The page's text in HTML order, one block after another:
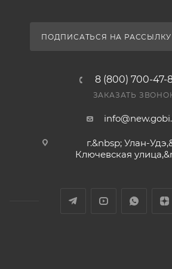
ПОДПИСАТЬСЯ НА РАССЫЛКУ
8 (800) 700-47-
ЗАКАЗАТЬ
г.&nbsp; Улан-
Ключевская